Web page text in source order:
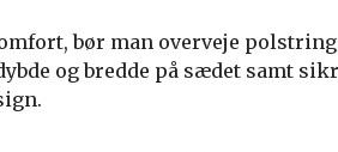
bør man overveje
og bredde på sædet samt